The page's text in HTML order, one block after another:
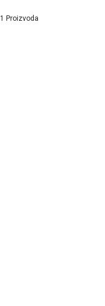
1 Proizvoda